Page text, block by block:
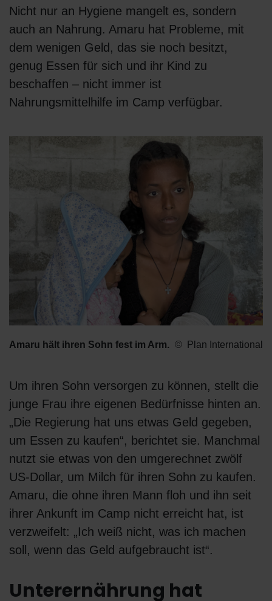
Nicht nur an Hygiene mangelt es, sondern
auch an Nahrung. Amaru hat Probleme, mit
dem wenigen Geld, das sie noch besitzt,
genug Essen für sich und ihr Kind zu
beschaffen – nicht immer ist
Nahrungsmittelhilfe im Camp verfügbar.
Amaru hält ihren Sohn fest im Arm. Plan International
Um ihren Sohn versorgen zu können, stellt die
junge Frau ihre eigenen Bedürfnisse hinten an.
„Die Regierung hat uns etwas Geld gegeben,
um Essen zu kaufen“, berichtet sie. Manchmal
nutzt sie etwas von den umgerechnet zwölf
US-Dollar, um Milch für ihren Sohn zu kaufen.
Amaru, die ohne ihren Mann floh und ihn seit
ihrer Ankunft im Camp nicht erreicht hat, ist
verzweifelt: „Ich weiß nicht, was ich machen
soll, wenn das Geld aufgebraucht ist“.
Unterernährung hat